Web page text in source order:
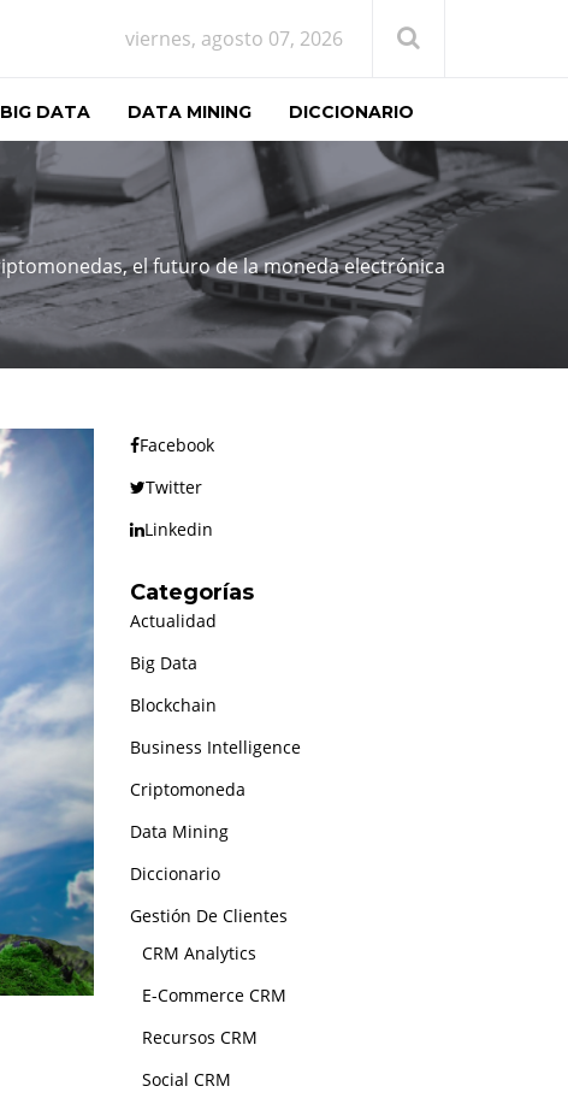
viernes, agosto 07, 2026
BIG DATA DATA MINING DICCIONARIO
el futuro de la moneda electrónica
Facebook
Twitter
Linkedin
Categorías
Actualidad
Big Data
Blockchain
Business Intelligence
Criptomoneda
Data Mining
Diccionario
Gestión De Clientes
CRM Analytics
E-Commerce CRM
Recursos CRM
Social CRM